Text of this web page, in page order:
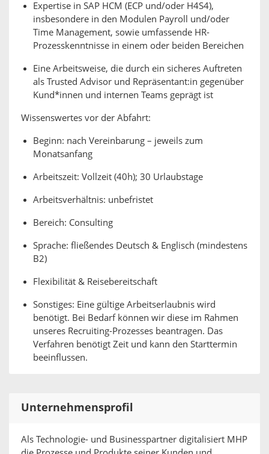
Expertise in SAP HCM (ECP und/oder H4S4),
insbesondere in den Modulen Payroll und/oder
Time Management, sowie umfassende HR-
Prozesskenntnisse in einem oder beiden Bereichen
Eine Arbeitsweise, die durch ein sicheres Auftreten
als Trusted Advisor und Repräsentant:in gegenüber
Kund*innen und internen Teams geprägt ist
Wissenswertes vor der Abfahrt:
Beginn: nach Vereinbarung – jeweils zum
Monatsanfang
Arbeitszeit: Vollzeit (40h); 30 Urlaubstage
Arbeitsverhältnis: unbefristet
Bereich: Consulting
Sprache: fließendes Deutsch & Englisch (mindestens
B2)
Flexibilität & Reisebereitschaft
Sonstiges: Eine gültige Arbeitserlaubnis wird
benötigt. Bei Bedarf können wir diese im Rahmen
unseres Recruiting-Prozesses beantragen. Das
Verfahren benötigt Zeit und kann den Starttermin
beeinflussen.
Unternehmensprofil
Als Technologie- und Businesspartner digitalisiert MHP